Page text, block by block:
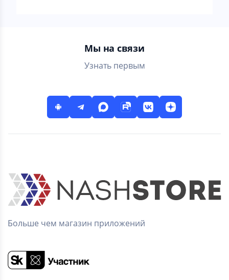
Мы на связи
Узнать первым
Больше чем магазин приложений